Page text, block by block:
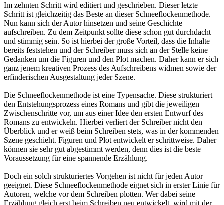
Im zehnten Schritt wird editiert und geschrieben. Dieser letzte
Schritt ist gleichzeitig das Beste an dieser Schneeflockenmethode.
Nun kann sich der Autor hinsetzen und seine Geschichte
aufschreiben. Zu dem Zeitpunkt sollte diese schon gut durchdacht
und stimmig sein. So ist hierbei der große Vorteil, dass die Inhalte
bereits feststehen und der Schreiber muss sich an der Stelle keine
Gedanken um die Figuren und den Plot machen. Daher kann er sich
ganz jenem kreativen Prozess des Aufschreibens widmen sowie der
erfinderischen Ausgestaltung jeder Szene.
Die Schneeflockenmethode ist eine Typensache. Diese strukturiert
den Entstehungsprozess eines Romans und gibt die jeweiligen
Zwischenschritte vor, um aus einer Idee den ersten Entwurf des
Romans zu entwickeln. Hierbei verliert der Schreiber nicht den
Überblick und er weiß beim Schreiben stets, was in der kommenden
Szene geschieht. Figuren und Plot entwickelt er schrittweise. Daher
können sie sehr gut abgestimmt werden, denn dies ist die beste
Voraussetzung für eine spannende Erzählung.
Doch ein solch strukturiertes Vorgehen ist nicht für jeden Autor
geeignet. Diese Schneeflockenmethode eignet sich in erster Linie für
Autoren, welche vor dem Schreiben plotten. Wer dabei seine
Erzählung gleich erst beim Schreiben neu entwickelt, wird mit der